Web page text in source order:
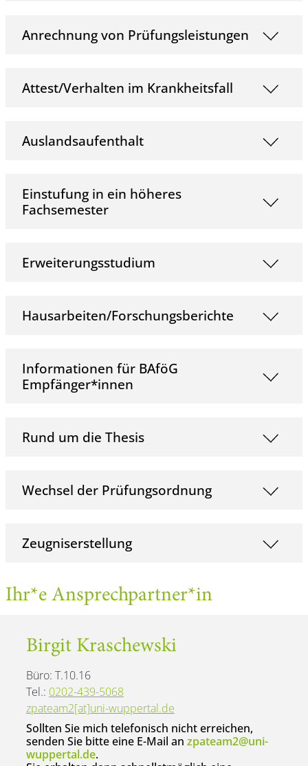
Anrechnung von Prüfungsleistungen
Attest/Verhalten im Krankheitsfall
Auslandsaufenthalt
Einstufung in ein höheres
Fachsemester
Erweiterungsstudium
Hausarbeiten/Forschungsberichte
Informationen für BAföG
Empfänger*innen
Rund um die Thesis
Wechsel der Prüfungsordnung
Zeugniserstellung
Ihr*e Ansprechpartner*in
Birgit Kraschewski
Büro: T.10.16
Tel.: 0202-439-5068
zpateam2[at]uni-wuppertal.de
Sollten Sie mich telefonisch nicht erreichen,
senden Sie bitte eine E-Mail an zpateam2@uni-
wuppertal.de.